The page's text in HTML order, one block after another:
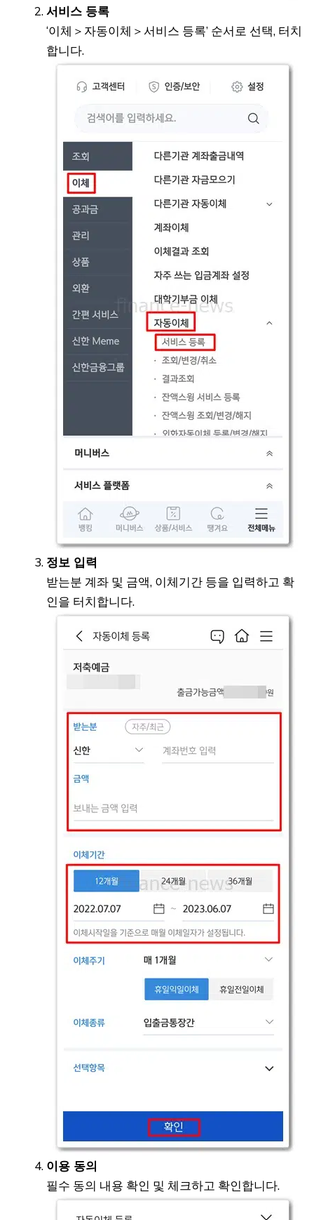
서비스 등록
‘이체＞자동이체＞서비스 등록’ 순서로 선택, 터치
합니다.
정보 입력
받는분 계좌 및 금액, 이체기간 등을 입력하고 확
인을 터치합니다.
이용 동의
필수 동의 내용 확인 및 체크하고 확인합니다.